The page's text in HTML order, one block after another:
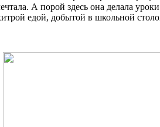
А порой здесь она делала
едой, добытой в школьной